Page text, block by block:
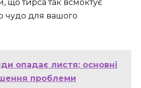
що тирса так всмоктує
чудо для вашого
опадає листя: основні
проблеми